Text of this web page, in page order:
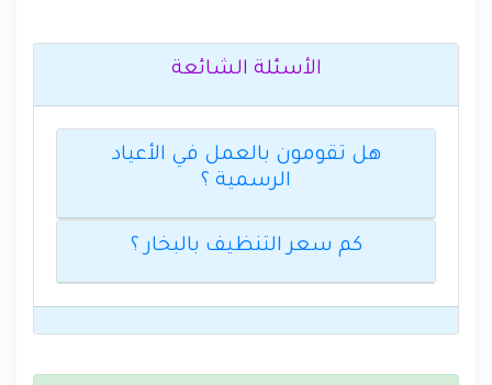
الأسئلة الشائعة
هل تقومون بالعمل في الأعياد
الرسمية ؟
كم سعر التنظيف بالبخار ؟